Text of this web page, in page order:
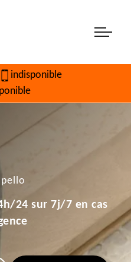
indisponible
24 sur 7j/7 en cas